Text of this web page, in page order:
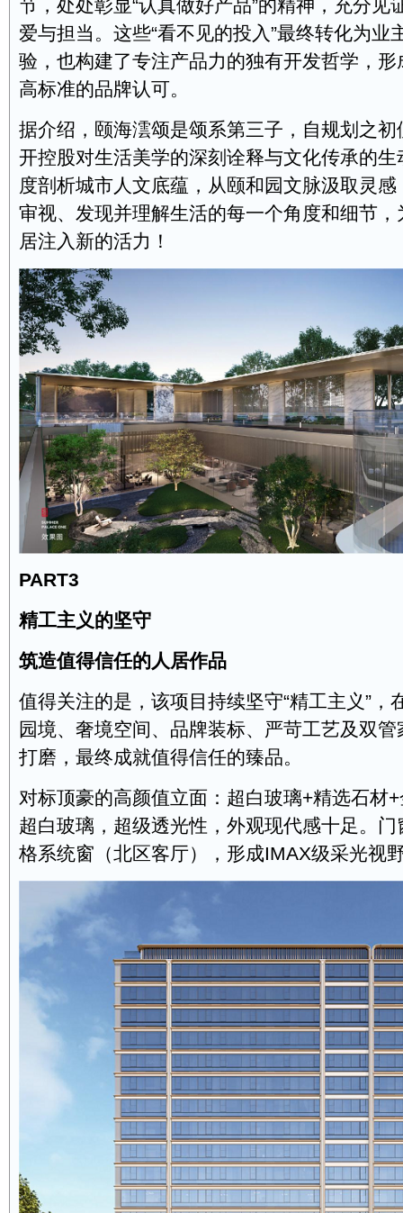
节，处处彰显“认真做好产品”的精神，充分见
爱与担当。这些“看不见的投入”最终转化为业
验，也构建了专注产品力的独有开发哲学，
高标准的品牌认可。
据介绍，颐海澐颂是颂系第三子，自规划之
开控股对生活美学的深刻诠释与文化传承的
度剖析城市人文底蕴，从颐和园文脉汲取灵
审视、发现并理解生活的每一个角度和细节
居注入新的活力！
PART3
精工主义的坚守
筑造值得信任的人居作品
值得关注的是，该项目持续坚守“精工主义”，
园境、奢境空间、品牌装标、严苛工艺及双
打磨，最终成就值得信任的臻品。
对标顶豪的高颜值立面：超白玻璃+精选石材
超白玻璃，超级透光性，外观现代感十足。
格系统窗（北区客厅），形成IMAX级采光视